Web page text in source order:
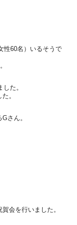
性60名）いるそうで
た。
。
さん。
会を行いました。